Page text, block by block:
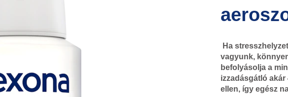
Ha
vagyunk,
befolyásolja a
izzadásgátló akár
ellen, így egész